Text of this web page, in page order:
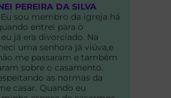
PEREIRA DA SILVA
sou membro da igreja há
entrei para o
já era divorciado. Na
uma senhora já viúva,e
me passaram e também
sobre o casamento.
as normas da
casar. Quando eu